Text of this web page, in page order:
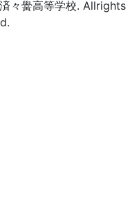
々黌高等学校. Allrights